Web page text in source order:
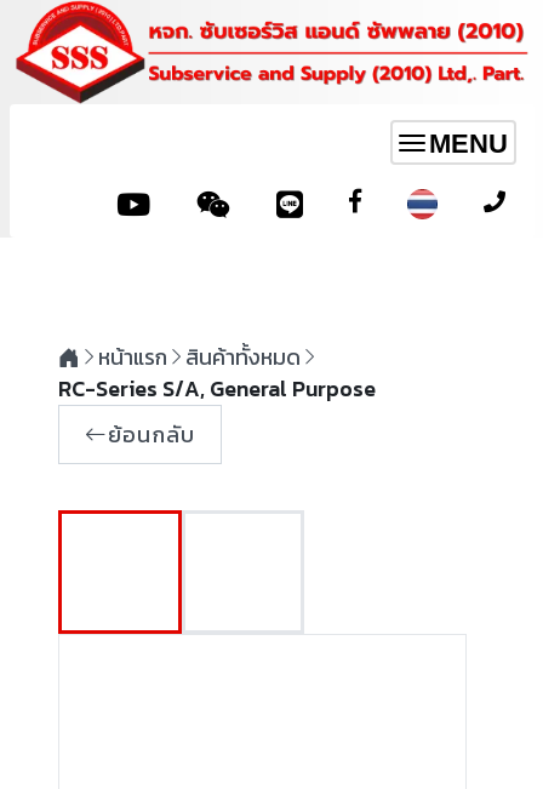
Toggle
navigation
MENU
หน้าแรก
สินค้าทั้งหมด
RC-Series S/A, General Purpose
ย้อนกลับ